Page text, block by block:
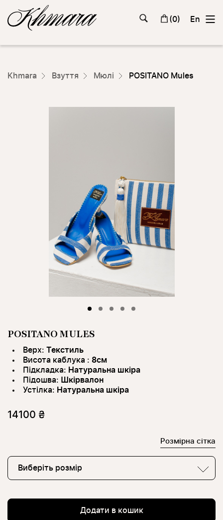
(0) En
Khmara Взуття Мюлі POSITANO Mules
POSITANO MULES
Верх: Текстиль
Висота каблука : 8см
Підкладка: Натуральна шкіра
Підошва: Шкірвалон
Устілка: Натуральна шкіра
14100 ₴
Розмірна сітка
Виберіть розмір
Додати в кошик